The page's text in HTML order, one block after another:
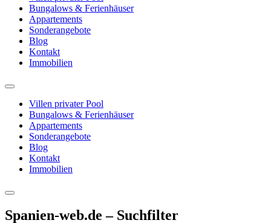
Bungalows & Ferienhäuser
Appartements
Sonderangebote
Blog
Kontakt
Immobilien
Villen privater Pool
Bungalows & Ferienhäuser
Appartements
Sonderangebote
Blog
Kontakt
Immobilien
Spanien-web.de – Suchfilter